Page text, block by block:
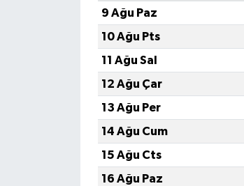
9 Ağu Paz
10 Ağu Pts
11 Ağu Sal
12 Ağu Çar
13 Ağu Per
14 Ağu Cum
15 Ağu Cts
16 Ağu Paz